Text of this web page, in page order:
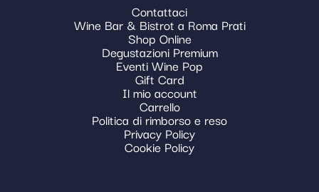
Contattaci
Wine Bar & Bistrot a Roma Prati
Shop Online
Degustazioni Premium
Eventi Wine Pop
Gift Card
Il mio account
Carrello
Politica di rimborso e reso
Privacy Policy
Cookie Policy